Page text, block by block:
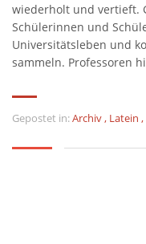
wiederholt und vertieft.
Schülerinnen und
Universitätsleben und
sammeln. Professoren
Gepostet in:Archiv, Latein ,